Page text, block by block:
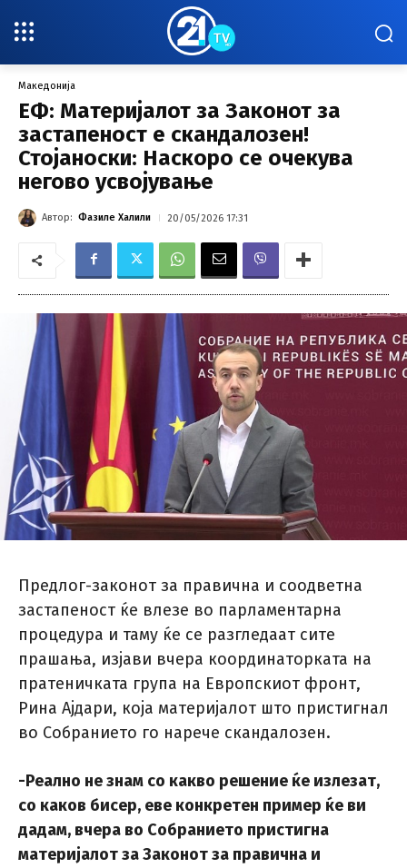
Македонија
ЕФ: Материјалот за Законот за
застапеност е скандалозен!
Стојаноски: Наскоро се очекува
негово усвојување
Автор: Фазиле Халили 20/05/2026 17:31
Предлог-законот за правична и соодветна
застапеност ќе влезе во парламентарна
процедура и таму ќе се разгледаат сите
прашања, изјави вчера координаторката на
пратеничката група на Европскиот фронт,
Рина Ајдари, која материјалот што пристигнал
во Собранието го нарече скандалозен.
-Реално не знам со какво решение ќе излезат,
со каков бисер, еве конкретен пример ќе ви
дадам, вчера во Собранието пристигна
материјалот за Законот за правична и